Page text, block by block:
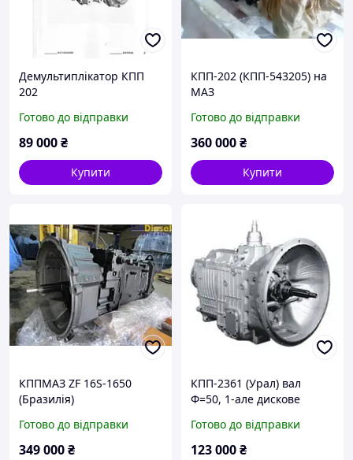
Демультиплікатор КПП
202
Готово до відправки
89 000₴
Купити
КПП-202 (КПП-543205) на
МАЗ
Готово до відправки
360 000₴
Купити
КППМАЗ ZF 16S-1650
(Бразилія)
Готово до відправки
349 000₴
КПП-2361 (Урал) вал
Ф=50, 1-але дискове
Готово до відправки
123 000₴